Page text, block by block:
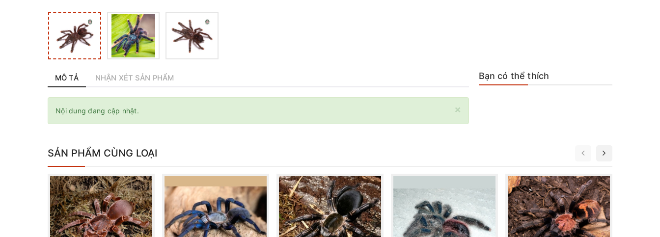
MÔ TẢ NHẬN XÉT SẢN PHẨM
×
Nội dung đang cập nhật.
Bạn có thể thích
SẢN PHẨM CÙNG LOẠI